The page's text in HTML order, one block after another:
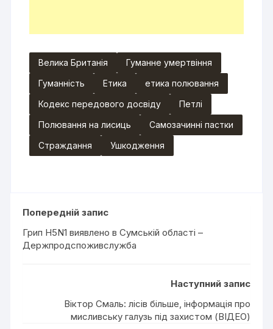
Велика Британія
Гуманне умертвіння
Гуманність
Етика
етика полювання
Кодекс передового досвіду
Петлі
Полювання на лисиць
Самозачинні пастки
Страждання
Ушкодження
Попередній запис
Грип H5N1 виявлено в Сумській області –
Держпродспоживслужба
Наступний запис
Віктор Смаль: лісів більше, інформація про
мисливську галузь під захистом (ВІДЕО)